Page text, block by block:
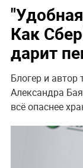
Как
дарит
Блогер и автор
Александра
всё опаснее